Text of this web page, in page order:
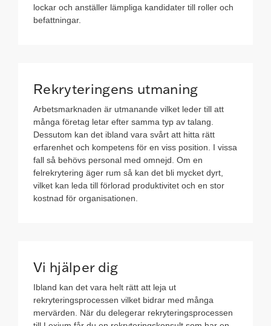
lockar och anställer lämpliga kandidater till roller och
befattningar.
Rekryteringens utmaning
Arbetsmarknaden är utmanande vilket leder till att
många företag letar efter samma typ av talang.
Dessutom kan det ibland vara svårt att hitta rätt
erfarenhet och kompetens för en viss position. I vissa
fall så behövs personal med omnejd. Om en
felrekrytering äger rum så kan det bli mycket dyrt,
vilket kan leda till förlorad produktivitet och en stor
kostnad för organisationen.
Vi hjälper dig
Ibland kan det vara helt rätt att leja ut
rekryteringsprocessen vilket bidrar med många
mervärden. När du delegerar rekryteringsprocessen